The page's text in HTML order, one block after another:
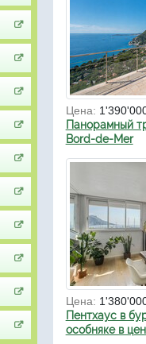
Цена:
Панорамный
Bord-de-Mer
Цена:
Пентхаус в
особняке в